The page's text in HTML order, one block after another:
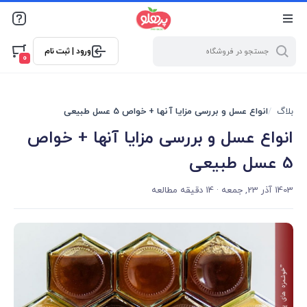
@media screen and (max-width: 500px) { .w-ch{bottom: 125px
!important; left:5px !important;} }
ورود | ثبت نام
0
بلاگ انواع عسل و بررسی مزایا آنها + خواص 5 عسل طبیعی
انواع عسل و بررسی مزایا آنها + خواص
5 عسل طبیعی
1403 آذر 23, جمعه · 14 دقیقه مطالعه